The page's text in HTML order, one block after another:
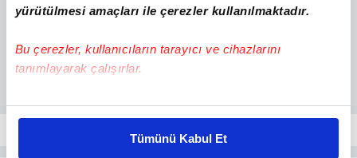
yürütülmesi amaçları ile çerezler kullanılmaktadır.
Bu çerezler, kullanıcıların tarayıcı ve cihazlarını
tanımlayarak çalışırlar.
Bu çerezlere izin vermeniz halinde sizlere özel
daha iyi reklam deneyimi yaşatabiliriz. Bunu yaparken
Tümünü Kabul Et